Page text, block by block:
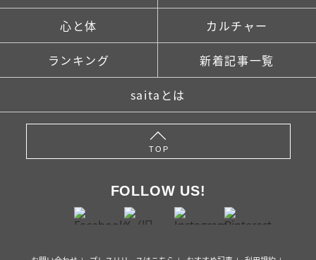
心と体 カルチャー
ランキング 新着記事一覧
saitaとは
TOP
FOLLOW US!